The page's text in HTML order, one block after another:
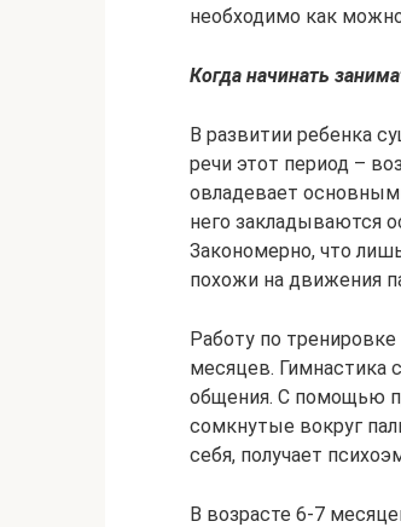
необходимо как
Когда начинать
В развитии ребенка
речи этот период –
овладевает
него закладываются
Закономерно, что
похожи на движения
Работу по
месяцев. Гимнастика
общения. С помощью
сомкнутые вокруг
себя, получает
В возрасте 6-7